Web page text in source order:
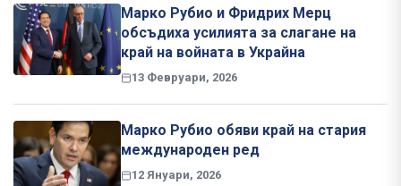
Марко Рубио и Фридрих Мерц
обсъдиха усилията за слагане на
край на войната в Украйна
13 Февруари, 2026
Марко Рубио обяви край на стария
международен ред
12 Януари, 2026